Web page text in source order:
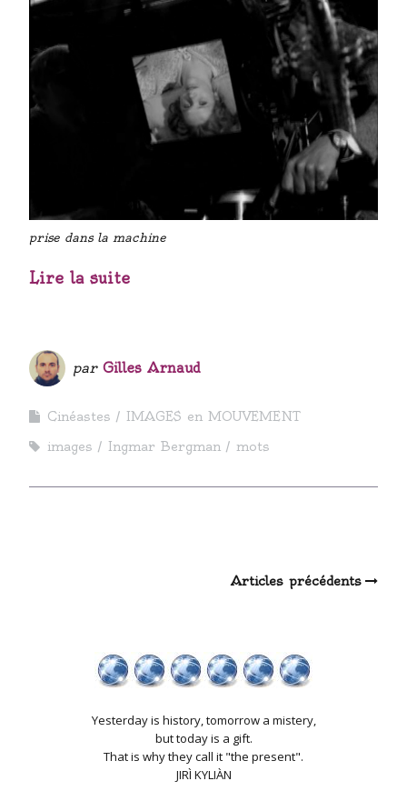
prise dans la machine
Lire la suite
par Gilles Arnaud
Cinéastes
IMAGES en MOUVEMENT
images
Ingmar Bergman mots
Articles précédents
Yesterday is history, tomorrow a mistery,
but today is a gift.
That is why they call it "the present".
JIRÌ KYLIÀN